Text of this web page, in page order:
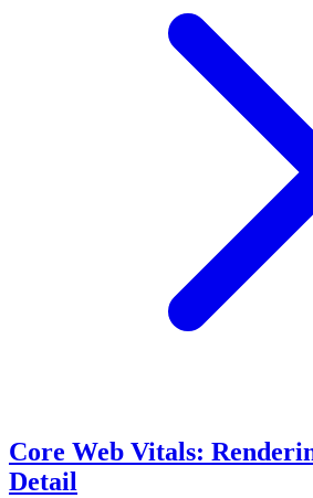
Core Web Vitals:
Detail